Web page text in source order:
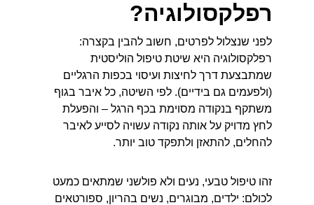
רפלקסולוגיה?
לפני שנצלול לפרטים, חשוב להבין בקצרה:
רפלקסולוגיה היא שיטת טיפול הוליסטית
שמתבצעת דרך לחיצות ועיסוי בכפות הרגליים
(ולפעמים גם בידיים). לפי השיטה, כל איבר בגוף
משתקף בנקודה מסוימת בכף הרגל – והפעלת
לחץ מדויק על אותה נקודה עשויה לסייע לאיבר
להחלים, להתאזן ולתפקד טוב יותר.
זהו טיפול טבעי, נעים ולא פולשני שמתאים כמעט
לכולם: ילדים, מבוגרים, נשים בהריון, ספורטאים